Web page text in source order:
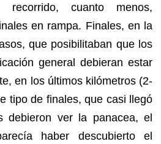
cuanto menos,
en rampa. Finales, en la
que posibilitaban que los
general debieran estar
en los últimos kilómetros (2-
tipo de finales, que casi llegó
debieron ver la panacea, el
haber descubierto el